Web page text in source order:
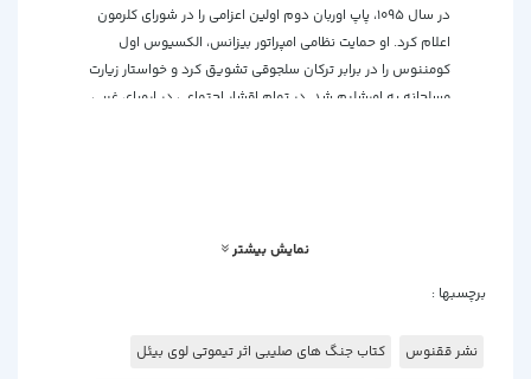
در سال 1095، پاپ اوربان دوم اولین اعزامی را در شورای کلرمون
اعلام کرد. او حمایت نظامی امپراتور بیزانس، الکسیوس اول
کومننوس را در برابر ترکان سلجوقی تشویق کرد و خواستار زیارت
مسلحانه به اورشلیم شد. در تمام اقشار اجتماعی در اروپای غربی
می‌شد. موفقیت های اولیه چهار ایالت صلیبی را ایجاد کرد:
شهرستان ادسا. شاهزاده انطاکیه؛ پادشاهی اورشلیم؛ و
به نوعی در منطقه باقی ماند. پس از آن، هیچ لشکرکشی بزرگ
نمایش بیشتر
برچسبها :
نشر ققنوس کتاب جنگ های صلیبی اثر تیموتی لوی بیئل